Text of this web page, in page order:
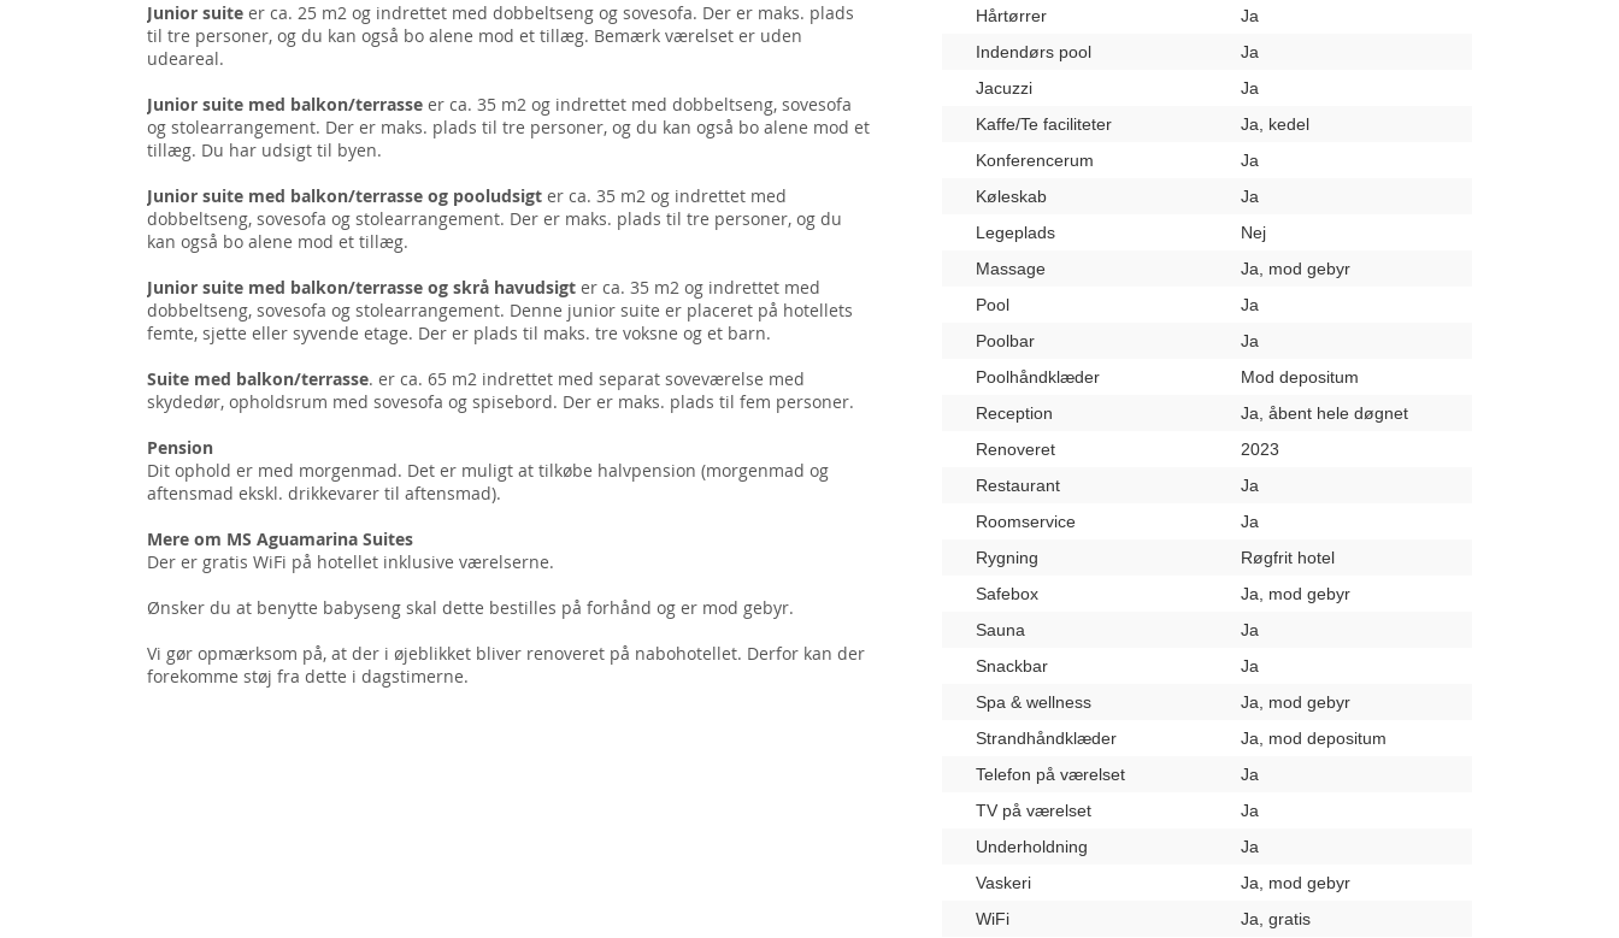
Junior suite er ca. 25 m2 og indrettet med dobbeltseng og sovesofa. Der er maks. plads
til tre personer, og du kan også bo alene mod et tillæg. Bemærk værelset er uden
udeareal.
Junior suite med balkon/terrasse er ca. 35 m2 og indrettet med dobbeltseng, sovesofa
og stolearrangement. Der er maks. plads til tre personer, og du kan også bo alene mod et
tillæg. Du har udsigt til byen.
Junior suite med balkon/terrasse og pooludsigt er ca. 35 m2 og indrettet med
dobbeltseng, sovesofa og stolearrangement. Der er maks. plads til tre personer, og du
kan også bo alene mod et tillæg.
Junior suite med balkon/terrasse og skrå havudsigt er ca. 35 m2 og indrettet med
dobbeltseng, sovesofa og stolearrangement. Denne junior suite er placeret på hotellets
femte, sjette eller syvende etage. Der er plads til maks. tre voksne og et barn.
Suite med balkon/terrasse. er ca. 65 m2 indrettet med separat soveværelse med
skydedør, opholdsrum med sovesofa og spisebord. Der er maks. plads til fem personer.
Pension
Dit ophold er med morgenmad. Det er muligt at tilkøbe halvpension (morgenmad og
aftensmad ekskl. drikkevarer til aftensmad).
Mere om MS Aguamarina Suites
Der er gratis WiFi på hotellet inklusive værelserne.
Ønsker du at benytte babyseng skal dette bestilles på forhånd og er mod gebyr.
Vi gør opmærksom på, at der i øjeblikket bliver renoveret på nabohotellet. Derfor kan der
forekomme støj fra dette i dagstimerne.
Hårtørrer
Ja
Indendørs pool
Ja
Jacuzzi
Ja
Kaffe/Te faciliteter
Ja, kedel
Konferencerum
Ja
Køleskab
Ja
Legeplads
Nej
Massage
Ja, mod gebyr
Pool
Ja
Poolbar
Ja
Poolhåndklæder
Mod depositum
Reception
Ja, åbent hele døgnet
Renoveret
2023
Restaurant
Ja
Roomservice
Ja
Rygning
Røgfrit hotel
Safebox
Ja, mod gebyr
Sauna
Ja
Snackbar
Ja
Spa & wellness
Ja, mod gebyr
Strandhåndklæder
Ja, mod depositum
Telefon på værelset
Ja
TV på værelset
Ja
Underholdning
Ja
Vaskeri
Ja, mod gebyr
WiFi
Ja, gratis